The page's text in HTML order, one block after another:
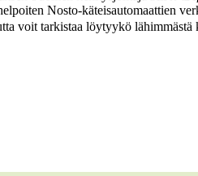
Nosto-käteisautomaattien
voit tarkistaa löytyykö lähimmästä